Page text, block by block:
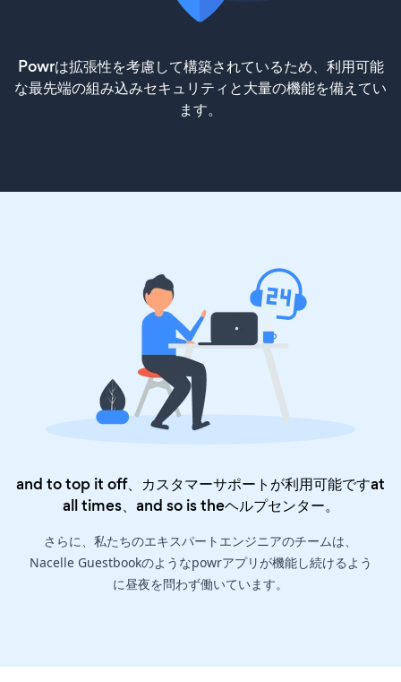
Powrは拡張性を考慮して構築されているため、利用可能
な最先端の組み込みセキュリティと大量の機能を備えてい
ます。
and to top it off、カスタマーサポートが利用可能ですat
all times、and so is theヘルプセンター。
さらに、私たちのエキスパートエンジニアのチームは、
Nacelle Guestbookのようなpowrアプリが機能し続けるよう
に昼夜を問わず働いています。